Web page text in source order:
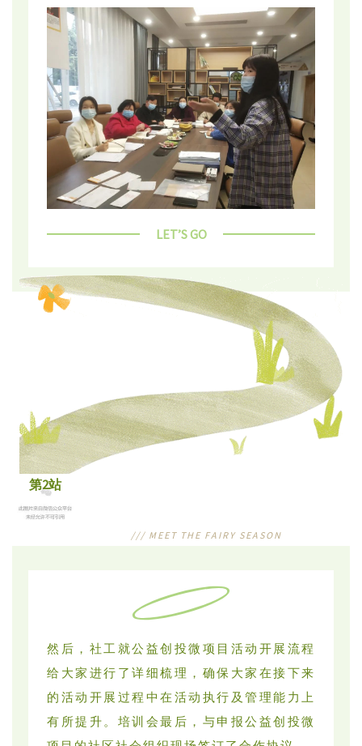
LET’S GO
第2站
/// MEET THE FAIRY SEASON
然后，社工就公益创投微项目活动开展流程
给大家进行了详细梳理，确保大家在接下来
的活动开展过程中在活动执行及管理能力上
有所提升。培训会最后，与申报公益创投微